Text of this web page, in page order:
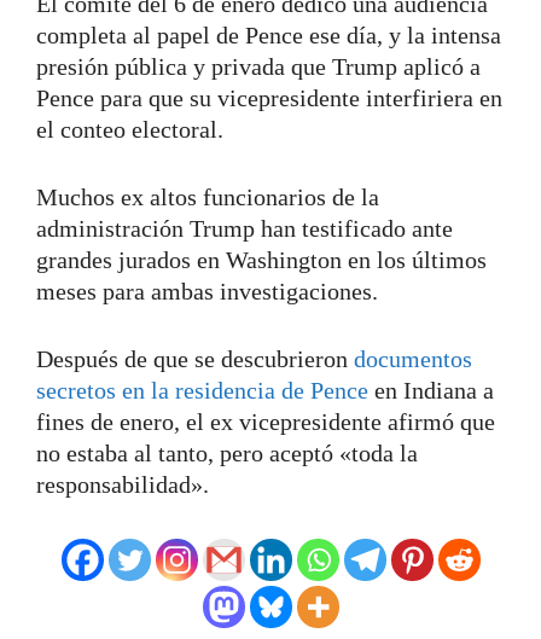
completa al papel de Pence ese día, y la intensa
presión pública y privada que Trump aplicó a
Pence para que su vicepresidente interfiriera en
el conteo electoral.
Muchos ex altos funcionarios de la
administración Trump han testificado ante
grandes jurados en Washington en los últimos
meses para ambas investigaciones.
Después de que se descubrieron documentos
secretos en la residencia de Pence en Indiana a
fines de enero, el ex vicepresidente afirmó que
no estaba al tanto, pero aceptó «toda la
responsabilidad».